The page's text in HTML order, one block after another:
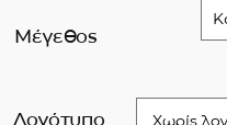
Μέγεθος
Λογότυπο